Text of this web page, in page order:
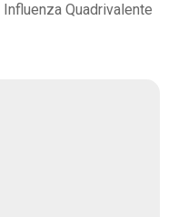
Quadrivalente